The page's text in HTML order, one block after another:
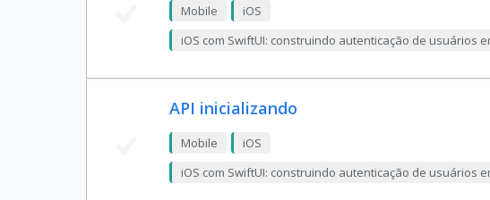
Mobile
iOS
iOS com SwiftUI: construindo autenticação de usuários
API inicializando
Mobile
iOS
iOS com SwiftUI: construindo autenticação de usuários